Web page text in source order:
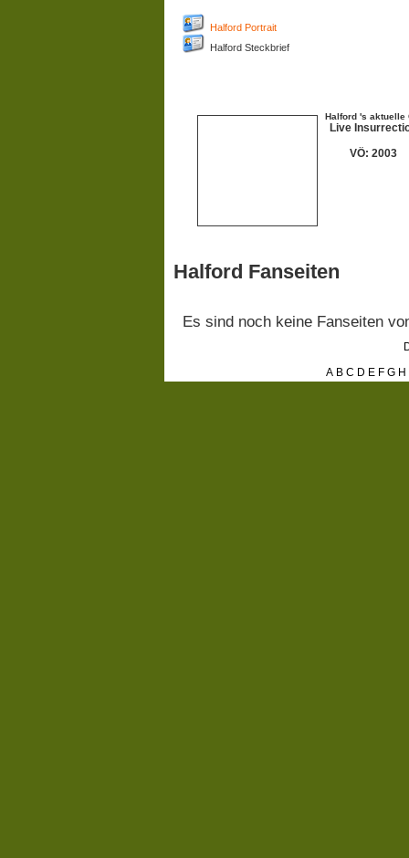
Halford Portrait
Halford Steckbrief
Halford 's aktuelle
Live
VÖ: 2003
Halford Fanseiten
Es sind noch keine Fanseiten
A B C D E F G H